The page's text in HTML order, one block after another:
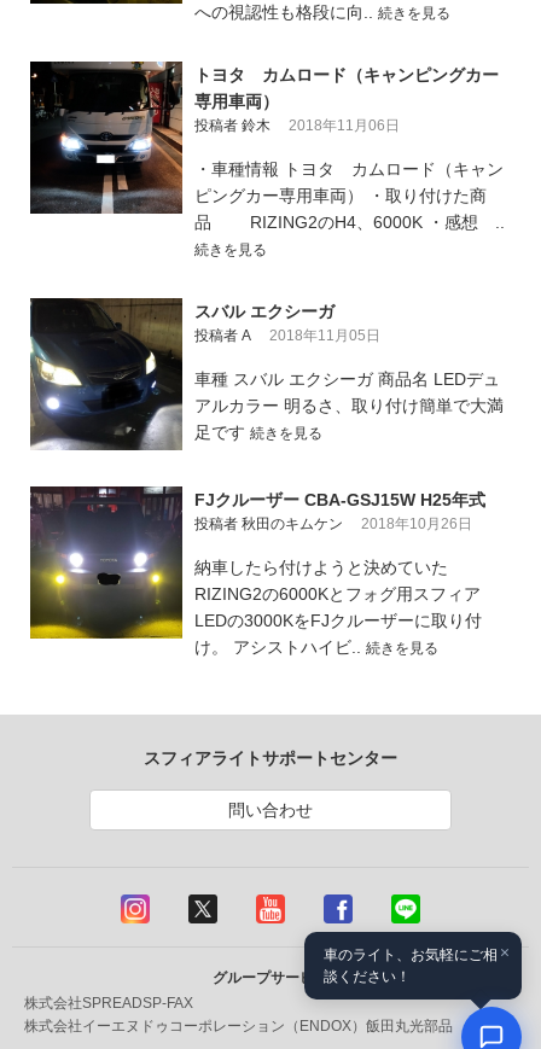
への視認性も格段に向.. 続きを見る
トヨタ カムロード（キャンピングカー
専用車両）
投稿者 鈴木 2018年11月06日
・車種情報 トヨタ カムロード（キャン
ピングカー専用車両） ・取り付けた商
品 RIZING2のH4、6000K ・感想 ..
続きを見る
スバル エクシーガ
投稿者 A 2018年11月05日
車種 スバル エクシーガ 商品名 LEDデュ
アルカラー 明るさ、取り付け簡単で大満
足です 続きを見る
FJクルーザー CBA-GSJ15W H25年式
投稿者 秋田のキムケン 2018年10月26日
納車したら付けようと決めていた
RIZING2の6000Kとフォグ用スフィア
LEDの3000KをFJクルーザーに取り付
け。 アシストハイビ.. 続きを見る
スフィアライトサポートセンター
問い合わせ
グループサービス
株式会社SPREADSP-FAX
株式会社イーエヌドゥコーポレーション（ENDOX） 飯田丸光部品
×
車のライト、お気軽にご相
談ください！